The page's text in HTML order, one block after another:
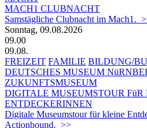
MACH1 CLUBNACHT
Samstägliche Clubnacht im Mach1.
Sonntag, 09.08.2026
09.00
09.08.
FREIZEIT FAMILIE BILDUNG/
DEUTSCHES MUSEUM
ZUKUNFTSMUSEUM
DIGITALE MUSEUMSTOUR FüR
ENTDECKERINNEN
Digitale Museumstour für kleine
Actionbound. >>